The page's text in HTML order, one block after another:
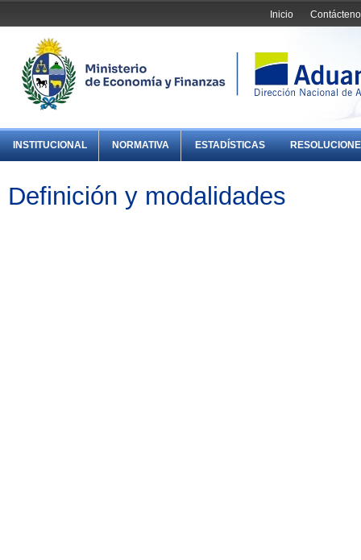
Inicio
INSTITUCIONAL NORMATIVA ESTADÍSTICAS
Definición y modalidades